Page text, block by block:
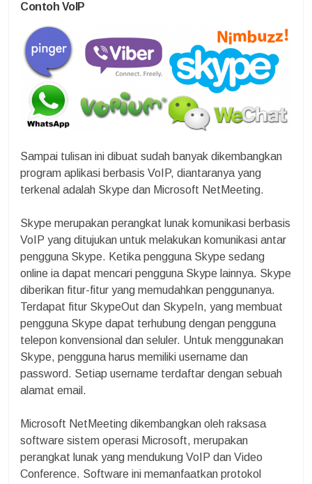
Contoh VoIP
Sampai tulisan ini dibuat sudah banyak dikembangkan
program aplikasi berbasis VoIP, diantaranya yang
terkenal adalah Skype dan Microsoft NetMeeting.
Skype merupakan perangkat lunak komunikasi berbasis
VoIP yang ditujukan untuk melakukan komunikasi antar
pengguna Skype. Ketika pengguna Skype sedang
online ia dapat mencari pengguna Skype lainnya. Skype
diberikan fitur-fitur yang memudahkan penggunanya.
Terdapat fitur SkypeOut dan SkypeIn, yang membuat
pengguna Skype dapat terhubung dengan pengguna
telepon konvensional dan seluler. Untuk menggunakan
Skype, pengguna harus memiliki username dan
password. Setiap username terdaftar dengan sebuah
alamat email.
Microsoft NetMeeting dikembangkan oleh raksasa
software sistem operasi Microsoft, merupakan
perangkat lunak yang mendukung VoIP dan Video
Conference. Software ini memanfaatkan protokol